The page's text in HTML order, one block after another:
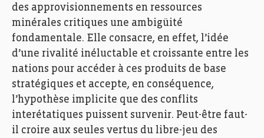
des approvisionnements en ressources
minérales critiques une ambigüité
fondamentale. Elle consacre, en effet, l’idée
d’une rivalité inéluctable et croissante entre les
nations pour accéder à ces produits de base
stratégiques et accepte, en conséquence,
l’hypothèse implicite que des conflits
interétatiques puissent survenir. Peut-être faut-
il croire aux seules vertus du libre-jeu des